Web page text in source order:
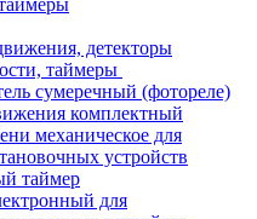
детекторы
таймеры
сумеречный (фотореле)
комплектный
механическое для
устройств
таймер
для